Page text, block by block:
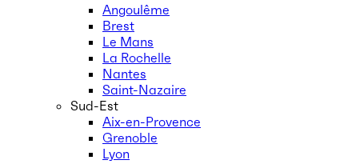
Angoulême
Brest
Le Mans
La Rochelle
Nantes
Saint-Nazaire
Sud-Est
Aix-en-Provence
Grenoble
Lyon